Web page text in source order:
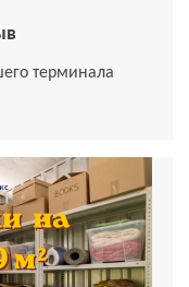
терминала